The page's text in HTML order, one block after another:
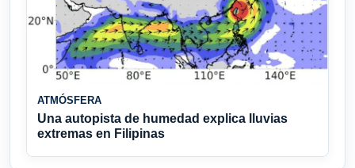
ATMÓSFERA
Una autopista de humedad explica lluvias
extremas en Filipinas